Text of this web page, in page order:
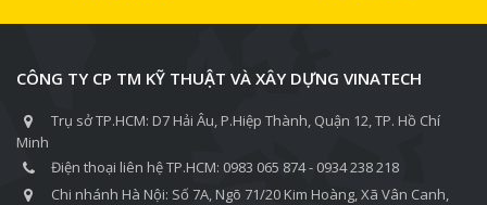
CÔNG TY CP TM KỸ THUẬT VÀ XÂY DỰNG VINATECH
Trụ sở TP.HCM: D7 Hải Âu, P.Hiệp Thành, Quận 12, TP. Hồ Chí
Minh
Điện thoại liên hệ TP.HCM: 0983 065 874 - 0934 238 218
Chi nhánh Hà Nội: Số 7A, Ngõ 71/20 Kim Hoàng, Xã Vân Canh,